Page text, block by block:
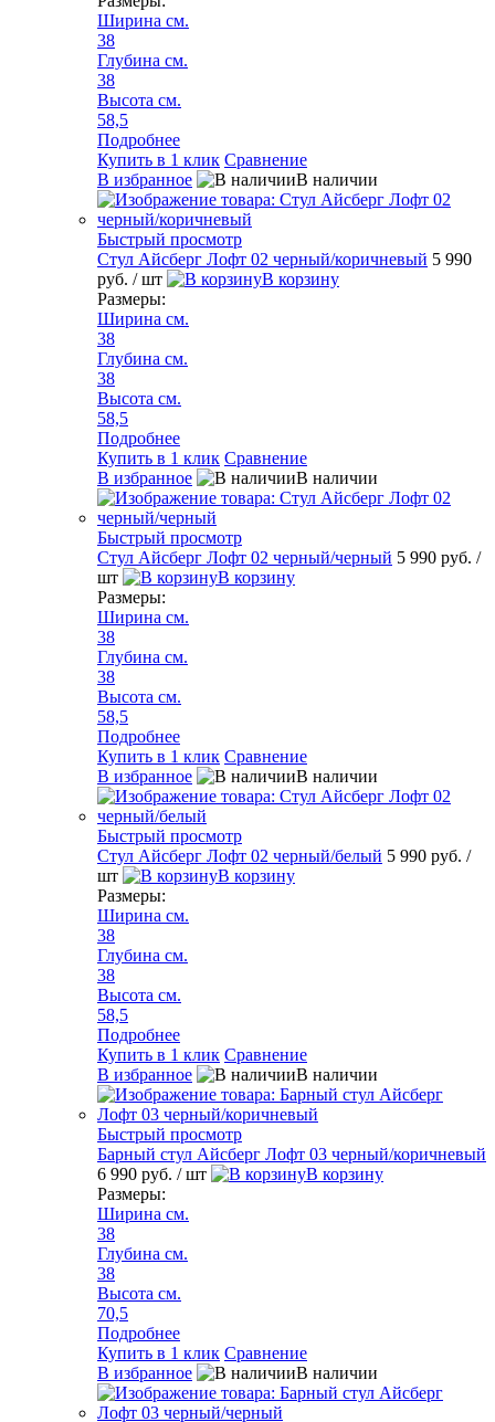
Ширина см.
38
Глубина см.
38
Высота см.
58,5
Подробнее
Купить в 1 клик Сравнение
В избранное
В наличии
Быстрый просмотр
Стул Айсберг Лофт 02 черный/коричневый 5 990
руб. / шт
В корзину
Размеры:
Ширина см.
38
Глубина см.
38
Высота см.
58,5
Подробнее
Купить в 1 клик Сравнение
В избранное
В наличии
Быстрый просмотр
Стул Айсберг Лофт 02 черный/черный 5 990 руб. /
шт
В корзину
Размеры:
Ширина см.
38
Глубина см.
38
Высота см.
58,5
Подробнее
Купить в 1 клик Сравнение
В избранное
В наличии
Быстрый просмотр
Стул Айсберг Лофт 02 черный/белый 5 990 руб. /
шт
В корзину
Размеры:
Ширина см.
38
Глубина см.
38
Высота см.
58,5
Подробнее
Купить в 1 клик Сравнение
В избранное
В наличии
Быстрый просмотр
Барный стул Айсберг Лофт 03 черный/коричневый
6 990 руб. / шт
В корзину
Размеры:
Ширина см.
38
Глубина см.
38
Высота см.
70,5
Подробнее
Купить в 1 клик Сравнение
В избранное
В наличии